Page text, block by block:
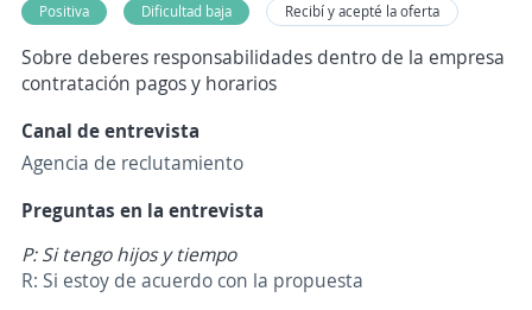
Positiva Dificultad baja Recibí y acepté la oferta
Sobre deberes responsabilidades dentro de la empresa
contratación pagos y horarios
Canal de entrevista
Agencia de reclutamiento
Preguntas en la entrevista
P: Si tengo hijos y tiempo
R: Si estoy de acuerdo con la propuesta